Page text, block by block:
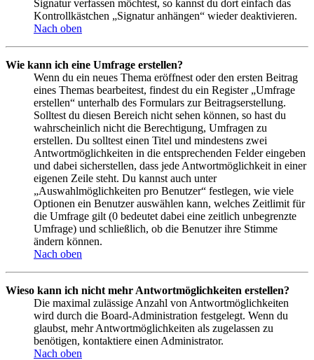
Signatur verfassen möchtest, so kannst du dort einfach das
Kontrollkästchen „Signatur anhängen“ wieder deaktivieren.
Nach oben
Wie kann ich eine Umfrage erstellen?
Wenn du ein neues Thema eröffnest oder den ersten Beitrag
eines Themas bearbeitest, findest du ein Register „Umfrage
erstellen“ unterhalb des Formulars zur Beitragserstellung.
Solltest du diesen Bereich nicht sehen können, so hast du
wahrscheinlich nicht die Berechtigung, Umfragen zu
erstellen. Du solltest einen Titel und mindestens zwei
Antwortmöglichkeiten in die entsprechenden Felder eingeben
und dabei sicherstellen, dass jede Antwortmöglichkeit in einer
eigenen Zeile steht. Du kannst auch unter
„Auswahlmöglichkeiten pro Benutzer“ festlegen, wie viele
Optionen ein Benutzer auswählen kann, welches Zeitlimit für
die Umfrage gilt (0 bedeutet dabei eine zeitlich unbegrenzte
Umfrage) und schließlich, ob die Benutzer ihre Stimme
ändern können.
Nach oben
Wieso kann ich nicht mehr Antwortmöglichkeiten erstellen?
Die maximal zulässige Anzahl von Antwortmöglichkeiten
wird durch die Board-Administration festgelegt. Wenn du
glaubst, mehr Antwortmöglichkeiten als zugelassen zu
benötigen, kontaktiere einen Administrator.
Nach oben